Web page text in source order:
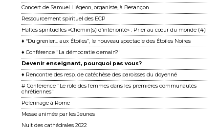
Concert de Samuel Liégeon, organiste, à Besançon
Ressourcement spirituel des ECP
Haltes spirituelles «Chemin(s) d’intériorité» : Prier au cœur du monde (4)
♦ “Du grenier… aux Étoiles”, le nouveau spectacle des Étoiles Noires
♦ Conférence "La démocratie demain?"
Devenir enseignant, pourquoi pas vous?
♦ Rencontre des resp. de catéchèse des paroisses du doyenné
# Conférence "Le rôle des femmes dans les premières communautés
chrétiennes"
Pèlerinage à Rome
Messe animée par les Jeunes
Nuit des cathédrales 2022